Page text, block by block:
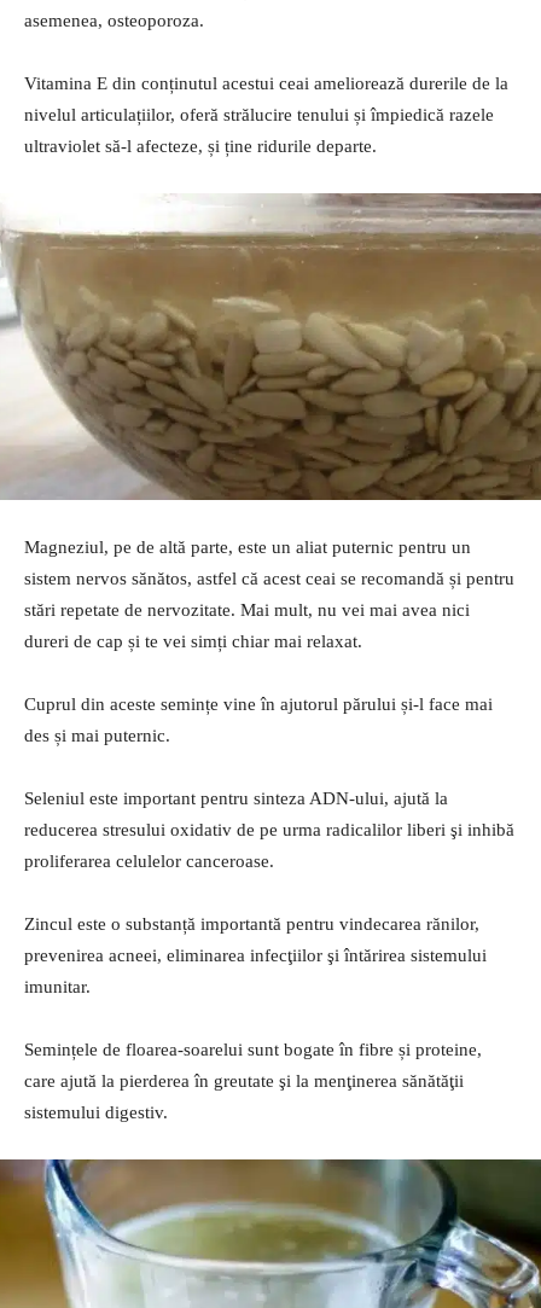
asemenea, osteoporoza.
Vitamina E din conținutul acestui ceai ameliorează durerile de la
nivelul articulațiilor, oferă strălucire tenului și împiedică razele
ultraviolet să-l afecteze, și ține ridurile departe.
Magneziul, pe de altă parte, este un aliat puternic pentru un
sistem nervos sănătos, astfel că acest ceai se recomandă și pentru
stări repetate de nervozitate. Mai mult, nu vei mai avea nici
dureri de cap și te vei simți chiar mai relaxat.
Cuprul din aceste semințe vine în ajutorul părului și-l face mai
des și mai puternic.
Seleniul este important pentru sinteza ADN-ului, ajută la
reducerea stresului oxidativ de pe urma radicalilor liberi şi inhibă
proliferarea celulelor canceroase.
Zincul este o substanță importantă pentru vindecarea rănilor,
prevenirea acneei, eliminarea infecţiilor şi întărirea sistemului
imunitar.
Semințele de floarea-soarelui sunt bogate în fibre și proteine,
care ajută la pierderea în greutate şi la menţinerea sănătăţii
sistemului digestiv.